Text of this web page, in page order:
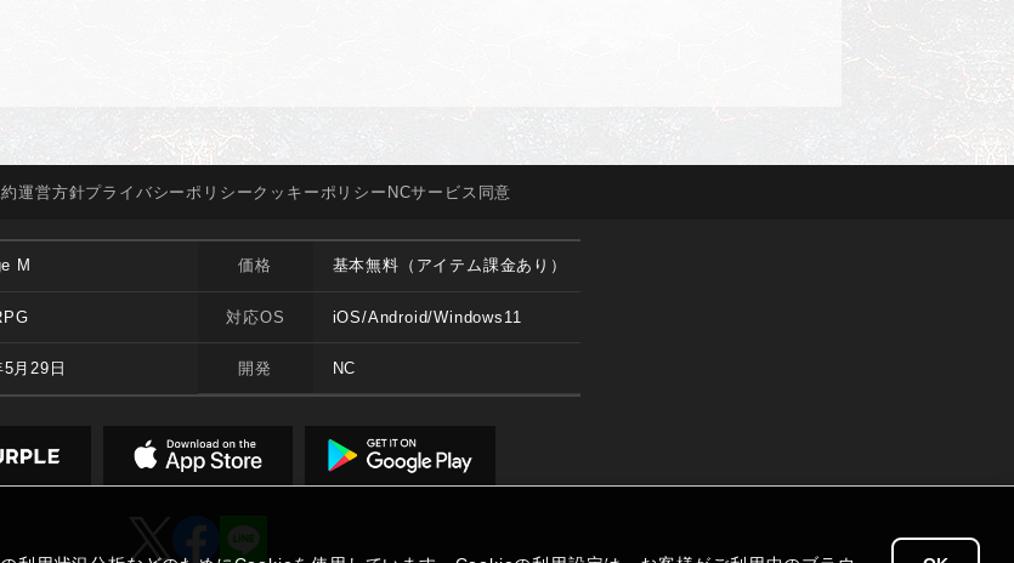
運営方針プライバシー ポリシークッキー ポリシー NCサービス 同意
M
月29日
価格 基本無料（アイテム課金あり）
対応OS iOS/Android/Windows11
開発 NC